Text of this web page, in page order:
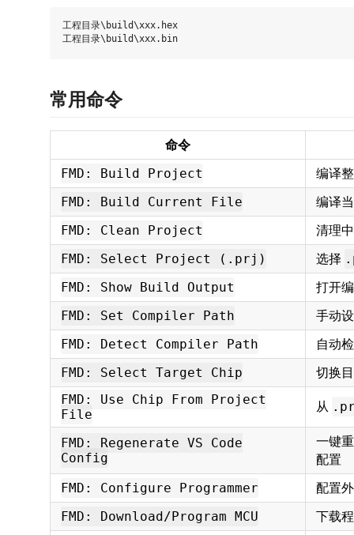
工程目录\build\xxx.hex
常用命令
命令
FMD: Build Project 编译
FMD: Build Current File 编译
FMD: Clean Project 清理
FMD: Select Project (.prj) 选择
FMD: Show Build Output
打开
FMD: Set Compiler Path 手动
FMD: Detect Compiler Path 自动
FMD: Select Target Chip 切换
FMD: Use Chip From Project
File
从
FMD: Regenerate VS Code
Config
一键
配置
FMD: Configure Programmer 配置
FMD: Download/Program MCU 下载